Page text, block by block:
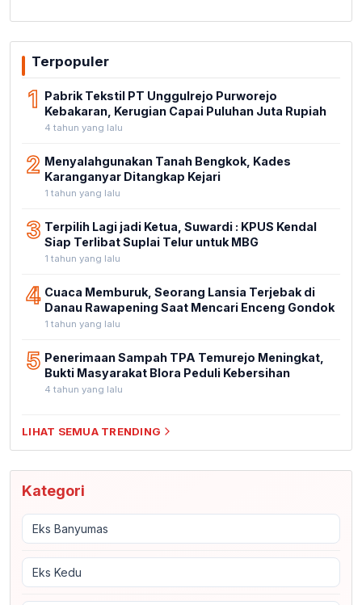
Terpopuler
1 Pabrik Tekstil PT Unggulrejo Purworejo
Kebakaran, Kerugian Capai Puluhan Juta Rupiah
4 tahun yang lalu
2 Menyalahgunakan Tanah Bengkok, Kades
Karanganyar Ditangkap Kejari
1 tahun yang lalu
3 Terpilih Lagi jadi Ketua, Suwardi : KPUS Kendal
Siap Terlibat Suplai Telur untuk MBG
1 tahun yang lalu
4 Cuaca Memburuk, Seorang Lansia Terjebak di
Danau Rawapening Saat Mencari Enceng Gondok
1 tahun yang lalu
5 Penerimaan Sampah TPA Temurejo Meningkat,
Bukti Masyarakat Blora Peduli Kebersihan
4 tahun yang lalu
LIHAT SEMUA TRENDING
Kategori
Eks Banyumas
Eks Kedu